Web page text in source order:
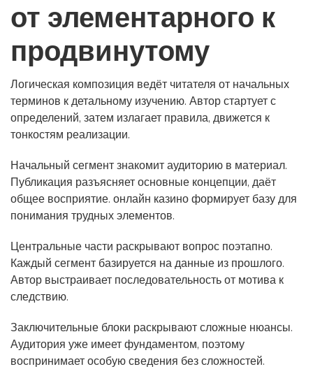
от элементарного к
продвинутому
Логическая композиция ведёт читателя от начальных
терминов к детальному изучению. Автор стартует с
определений, затем излагает правила, движется к
тонкостям реализации.
Начальный сегмент знакомит аудиторию в материал.
Публикация разъясняет основные концепции, даёт
общее восприятие. онлайн казино формирует базу для
понимания трудных элементов.
Центральные части раскрывают вопрос поэтапно.
Каждый сегмент базируется на данные из прошлого.
Автор выстраивает последовательность от мотива к
следствию.
Заключительные блоки раскрывают сложные нюансы.
Аудитория уже имеет фундаментом, поэтому
воспринимает особую сведения без сложностей.